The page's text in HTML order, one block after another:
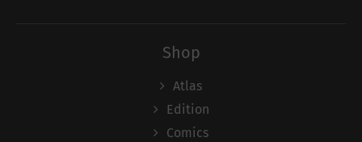
Shop
Atlas
Edition
Comics